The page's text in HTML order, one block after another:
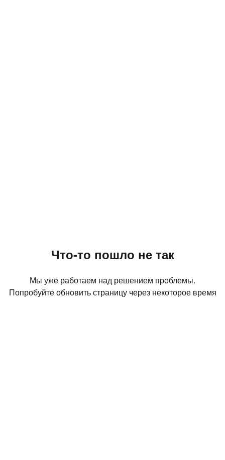
Что-то пошло не так
Мы уже работаем над решением проблемы.
Попробуйте обновить страницу через некоторое время